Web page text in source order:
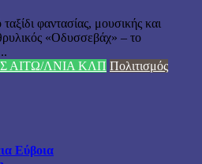
φαντασίας, μουσικής και
«Οδυσσεβάχ» – το
ΑΙΤΩ/ΛΝΙΑ ΚΛΠ Πολιτισμός
Εύβοια